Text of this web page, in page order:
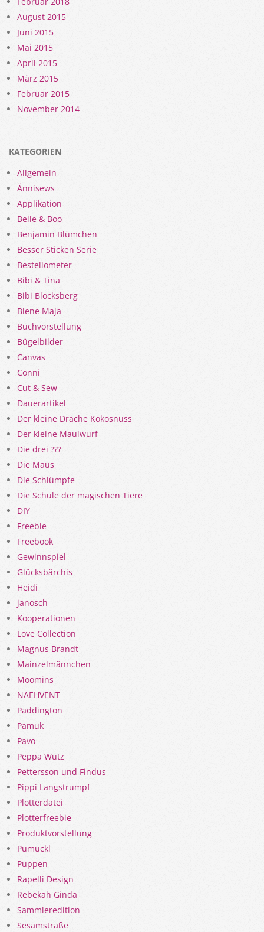
August 2015
Juni 2015
Mai 2015
April 2015
März 2015
Februar 2015
November 2014
KATEGORIEN
Allgemein
Ännisews
Applikation
Belle & Boo
Benjamin Blümchen
Besser Sticken Serie
Bestellometer
Bibi & Tina
Bibi Blocksberg
Biene Maja
Buchvorstellung
Bügelbilder
Canvas
Conni
Cut & Sew
Dauerartikel
Der kleine Drache Kokosnuss
Der kleine Maulwurf
Die drei ???
Die Maus
Die Schlümpfe
Die Schule der magischen Tiere
DIY
Freebie
Freebook
Gewinnspiel
Glücksbärchis
Heidi
janosch
Kooperationen
Love Collection
Magnus Brandt
Mainzelmännchen
Moomins
NAEHVENT
Paddington
Pamuk
Pavo
Peppa Wutz
Pettersson und Findus
Pippi Langstrumpf
Plotterdatei
Plotterfreebie
Produktvorstellung
Pumuckl
Puppen
Rapelli Design
Rebekah Ginda
Sammleredition
Sesamstraße